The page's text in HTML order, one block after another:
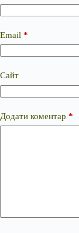
Email *
Сайт
Додати коментар *